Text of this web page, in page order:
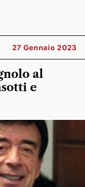
27 Gennaio 2023
al
e